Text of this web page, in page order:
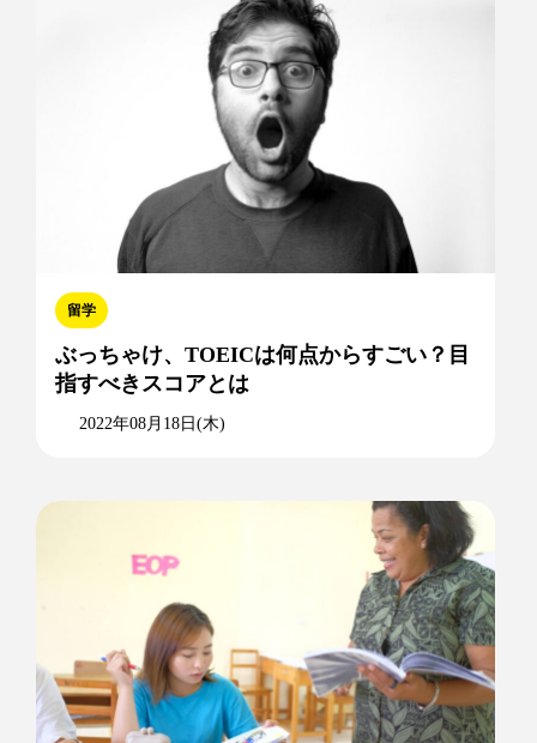
留学
ぶっちゃけ、TOEICは何点からすごい？目
指すべきスコアとは
2022年08月18日(木)